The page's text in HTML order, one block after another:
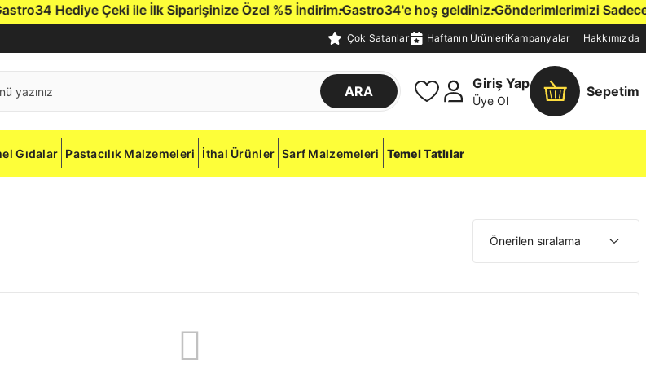
Hediye Çeki ile İlk Siparişinize Özel %5 İndirim.Gastro34'e hoş geldiniz.Gönderimlerimizi Sadece
Çok Satanlar Haftanın ÜrünleriKampanyalar Hakkımızda
ARA
Giriş Yap
Üye Ol
Sepetim
Gıdalar Pastacılık Malzemeleri İthal Ürünler Sarf Malzemeleri Temel Tatlılar